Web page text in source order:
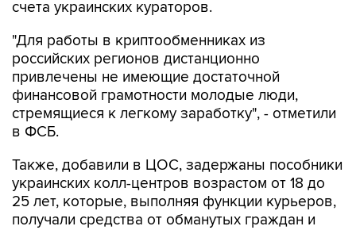
счета украинских кураторов.
"Для работы в криптообменниках из
российских регионов дистанционно
привлечены не имеющие достаточной
финансовой грамотности молодые люди,
стремящиеся к легкому заработку", - отметили
в ФСБ.
Также, добавили в ЦОС, задержаны пособники
украинских колл-центров возрастом от 18 до
25 лет, которые, выполняя функции курьеров,
получали средства от обманутых граждан и